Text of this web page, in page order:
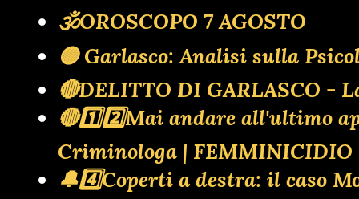
🕉OROSCOPO 7 AGOSTO
🟡 Garlasco: Analisi sulla
🔴DELITTO DI GARLASCO -
🔴1️⃣2️⃣Mai andare all'ultimo
Criminologa | FEMMINICIDIO
🔔4️⃣Coperti a destra: il caso